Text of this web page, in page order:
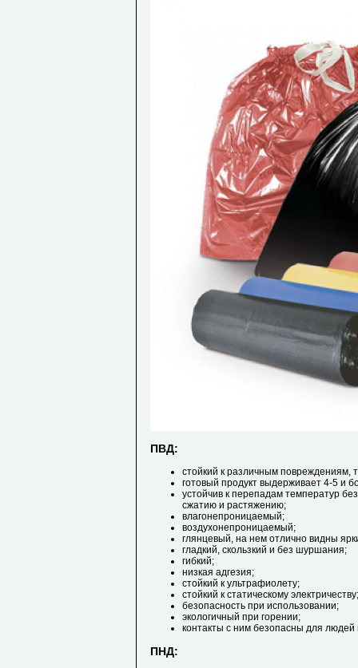
ПВД:
стойкий к различным повреждениям,
готовый продукт выдерживает 4-5 и
устойчив к перепадам температур
сжатию и растяжению;
влагонепроницаемый;
воздухонепроницаемый;
глянцевый, на нем отлично видны
гладкий, скользкий и без шуршания;
гибкий;
низкая адгезия;
стойкий к ультрафиолету;
стойкий к статическому электричеству;
безопасность при использовании;
экологичный при горении;
контакты с ним безопасны для людей
ПНД: